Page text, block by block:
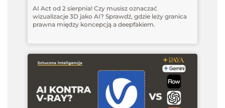
AI Act od 2 sierpnia! Czy musisz oznaczać
wizualizacje 3D jako AI? Sprawdź, gdzie leży granica
prawna między koncepcją a deepfakiem.